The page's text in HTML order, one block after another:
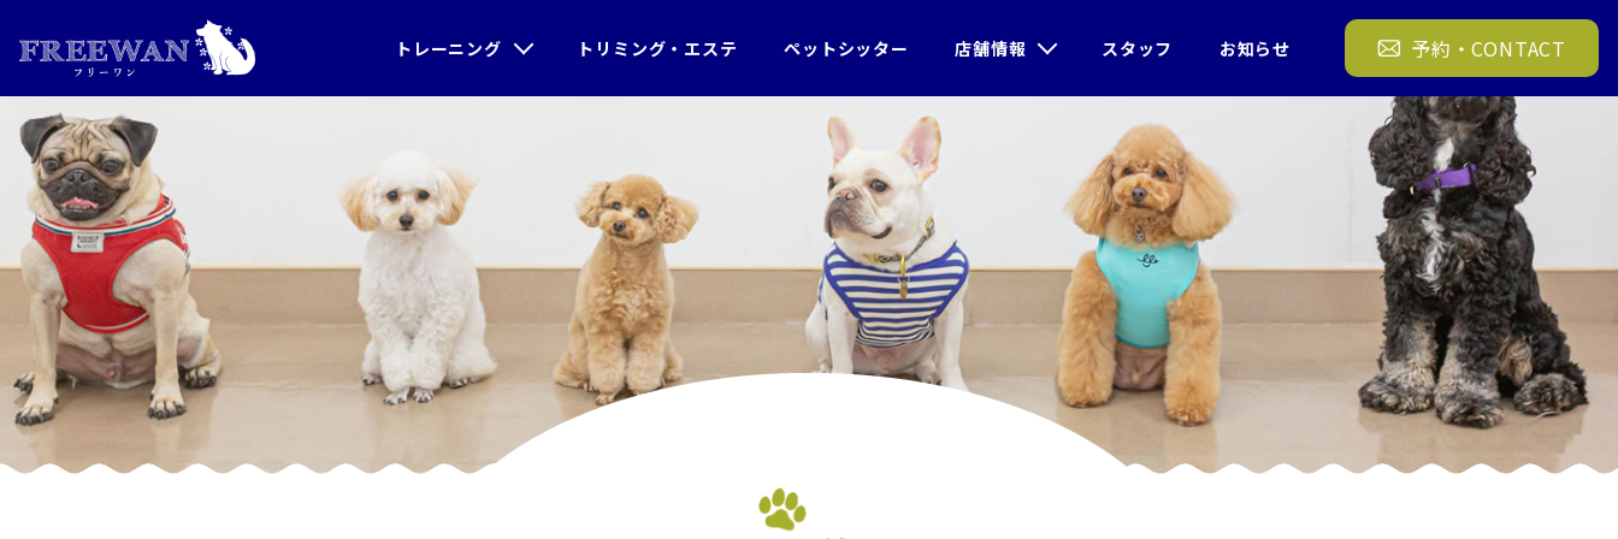
トレーニング トリミング・エステ ペットシッター 店舗情報 スタッフ お知らせ 予約・CONTACT
＞ お知らせ